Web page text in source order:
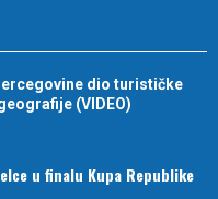
dio turističke
(VIDEO)
u finalu Kupa Republike